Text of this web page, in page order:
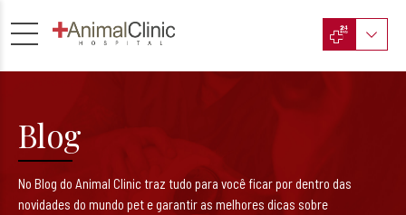
Blog
No Blog do Animal Clinic traz tudo para você ficar por dentro das
novidades do mundo pet e garantir as melhores dicas sobre